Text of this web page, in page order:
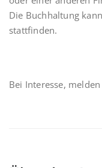
Die Buchhaltung
stattfinden.
Bei Interesse,